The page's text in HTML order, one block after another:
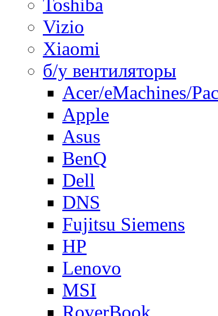
Toshiba
Vizio
Xiaomi
б/у вентиляторы
Acer/eMachines/
Apple
Asus
BenQ
Dell
DNS
Fujitsu Siemens
HP
Lenovo
MSI
RoverBook